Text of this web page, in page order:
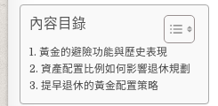
內容目錄
黃金的避險功能與歷史表現
資產配置比例如何影響退休規劃
提早退休的黃金配置策略